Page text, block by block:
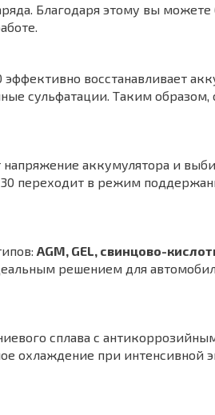
Благодаря этому вы можете
эффективно восстанавливает
сульфатации. Таким образом,
напряжение аккумулятора и
переходит в режим
AGM, GEL, свинцово-
решением для
сплава с
охлаждение при интенсивной